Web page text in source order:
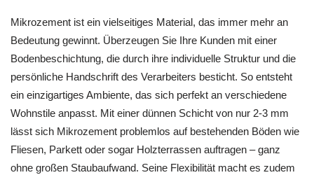
Mikrozement ist ein vielseitiges Material, das immer mehr an
Bedeutung gewinnt. Überzeugen Sie Ihre Kunden mit einer
Bodenbeschichtung, die durch ihre individuelle Struktur und die
persönliche Handschrift des Verarbeiters besticht. So entsteht
ein einzigartiges Ambiente, das sich perfekt an verschiedene
Wohnstile anpasst. Mit einer dünnen Schicht von nur 2-3 mm
lässt sich Mikrozement problemlos auf bestehenden Böden wie
Fliesen, Parkett oder sogar Holzterrassen auftragen – ganz
ohne großen Staubaufwand. Seine Flexibilität macht es zudem